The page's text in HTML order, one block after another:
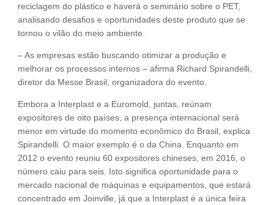
reciclagem do plástico e haverá o seminário sobre o PET,
analisando desafios e oportunidades deste produto que se
tornou o vilão do meio ambiente.
– As empresas estão buscando otimizar a produção e
melhorar os processos internos – afirma Richard Spirandelli,
diretor da Messe Brasil, organizadora do evento.
Embora a Interplast e a Euromold, juntas, reúnam
expositores de oito países, a presença internacional será
menor em virtude do momento econômico do Brasil, explica
Spirandelli. O maior exemplo é o da China. Enquanto em
2012 o evento reuniu 60 expositores chineses, em 2016, o
número caiu para seis. Isto significa oportunidade para o
mercado nacional de máquinas e equipamentos, que estará
concentrado em Joinville, já que a Interplast é a única feira